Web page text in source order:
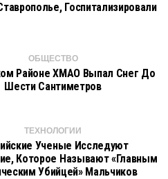
Госпитализировали
ОБЩЕСТВО
Районе ХМАО Выпал Снег До
Шести Сантиметров
ТЕХНОЛОГИИ
Ученые Исследуют
Которое Называют «главным
Убийцей» Мальчиков